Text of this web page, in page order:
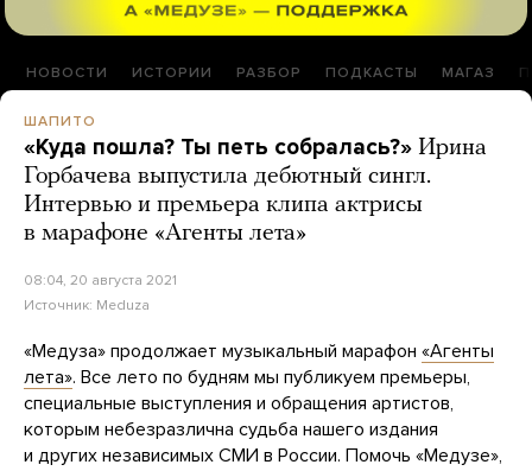
НОВОСТИ ИСТОРИИ РАЗБОР ПОДКАСТЫ МАГАЗ
ШАПИТО
«Куда пошла? Ты петь собралась?» Ирина
Горбачева выпустила дебютный сингл.
Интервью и премьера клипа актрисы
в марафоне «Агенты лета»
08:04, 20 августа 2021
Источник: Meduza
«Медуза» продолжает музыкальный марафон «Агенты
лета». Все лето по будням мы публикуем премьеры,
специальные выступления и обращения артистов,
которым небезразлична судьба нашего издания
и других независимых СМИ в России. Помочь «Медузе»,